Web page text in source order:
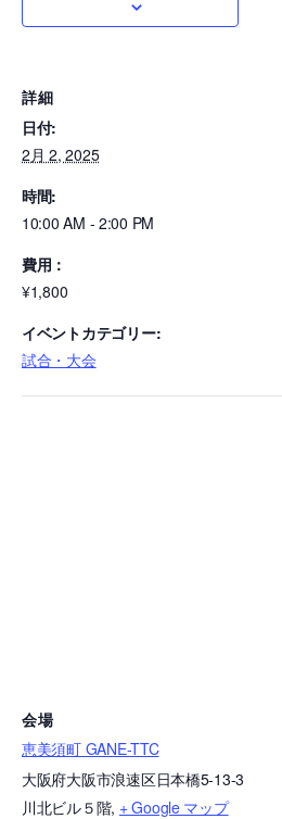
詳細
日付:
2月 2, 2025
時間:
10:00 AM - 2:00 PM
費用：
¥1,800
イベントカテゴリー:
試合・大会
会場
恵美須町 GANE-TTC
大阪府大阪市浪速区日本橋5-13-3
川北ビル５階, + Google マップ